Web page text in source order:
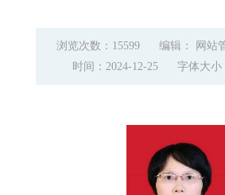
浏览次数：15599 编辑： 网站
时间：2024-12-25
字体大小